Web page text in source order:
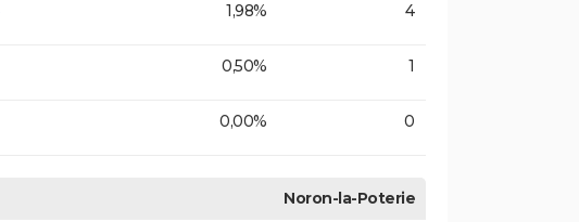
1,98% 4
0,50% 1
0,00% 0
Noron-la-Poterie